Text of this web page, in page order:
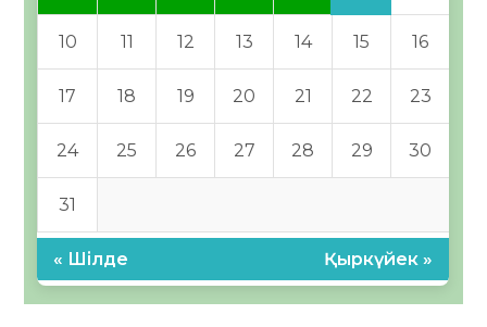
10 11 12 13 14 15 16
17 18 19 20 21 22 23
24 25 26 27 28 29 30
31
« Шілде Қыркүйек »